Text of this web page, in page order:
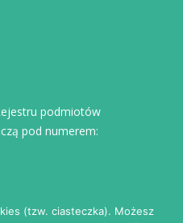
podmiotów
pod numerem:
(tzw. ciasteczka). Możesz